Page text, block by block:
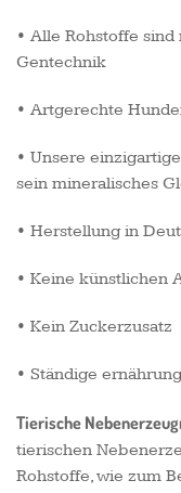
• Alle Rohstoffe
Gentechnik
• Artgerechte
• Unsere
sein mineralisches
• Herstellung in
• Keine künstlichen
• Kein Zuckerzusatz
• Ständige
Tierische
tierischen
Rohstoffe, wie zum